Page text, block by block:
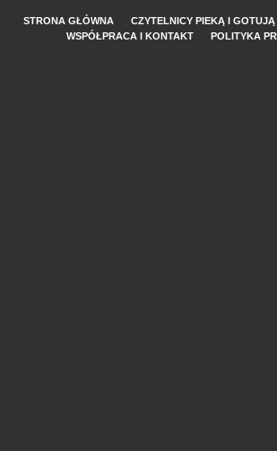
STRONA GŁÓWNA CZYTELNICY PIEKĄ I GOTUJĄ
WSPÓŁPRACA I KONTAKT
POLITYKA